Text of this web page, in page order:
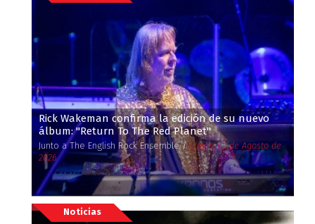
Rick Wakeman confirma la edición de su nuevo
álbum: ''Return To The Red Planet''
Junto a The English Rock Ensemble /Lunes, 03 de Agosto de
2026
Noticias